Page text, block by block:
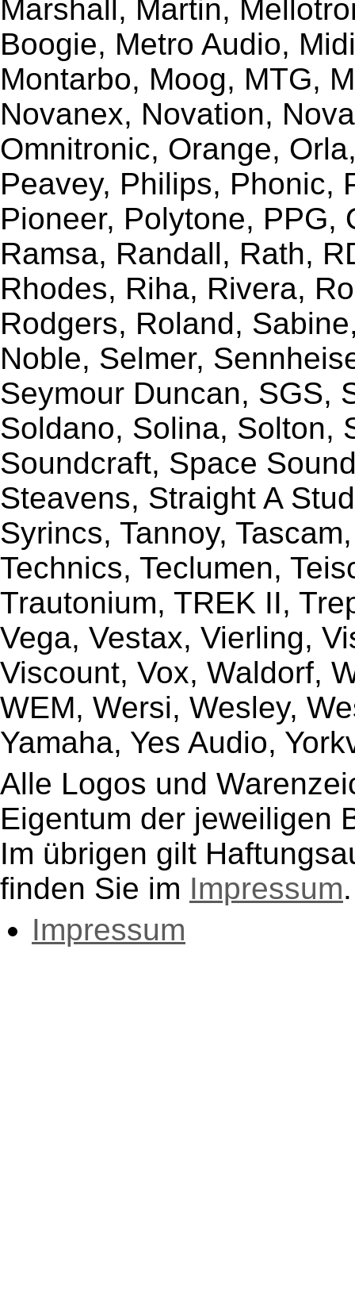
Marshall, Martin,
Boogie, Metro Audio,
Montarbo, Moog, MTG,
Novanex, Novation,
Omnitronic, Orange,
Peavey, Philips, Phonic,
Pioneer, Polytone, PPG,
Ramsa, Randall, Rath,
Rhodes, Riha, Rivera,
Rodgers, Roland,
Noble, Selmer,
Seymour Duncan, SGS,
Soldano, Solina, Solton,
Soundcraft, Space
Steavens, Straight A
Syrincs, Tannoy,
Technics, Teclumen,
Trautonium, TREK II,
Vega, Vestax, Vierling,
Viscount, Vox, Waldorf,
WEM, Wersi, Wesley,
Yamaha, Yes Audio,
Alle Logos und
Eigentum der jeweiligen
Im übrigen gilt
finden Sie im Impressum.
Impressum